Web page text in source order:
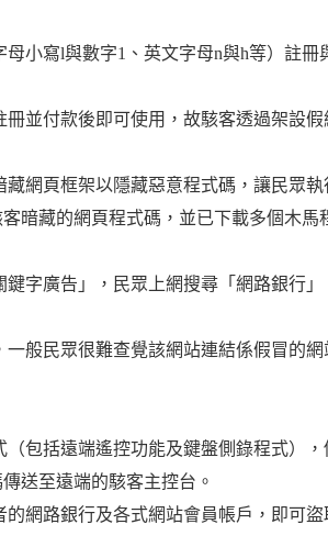
小寫l與數字1、英文字母n與h等）註
並付款後即可使用，故駭客透過架設
網頁框架以隱藏惡意程式碼，讓民眾
暗藏的網頁程式碼，並已下載多個木
字廣告」，民眾上網搜尋「網路銀行
般民眾很難查覺該網站連結係假冒的網
包括遠端遙控功能及鍵盤側錄程式）
送至遠端的駭客主控台。
網路銀行及各式網站會員帳戶，即可盜